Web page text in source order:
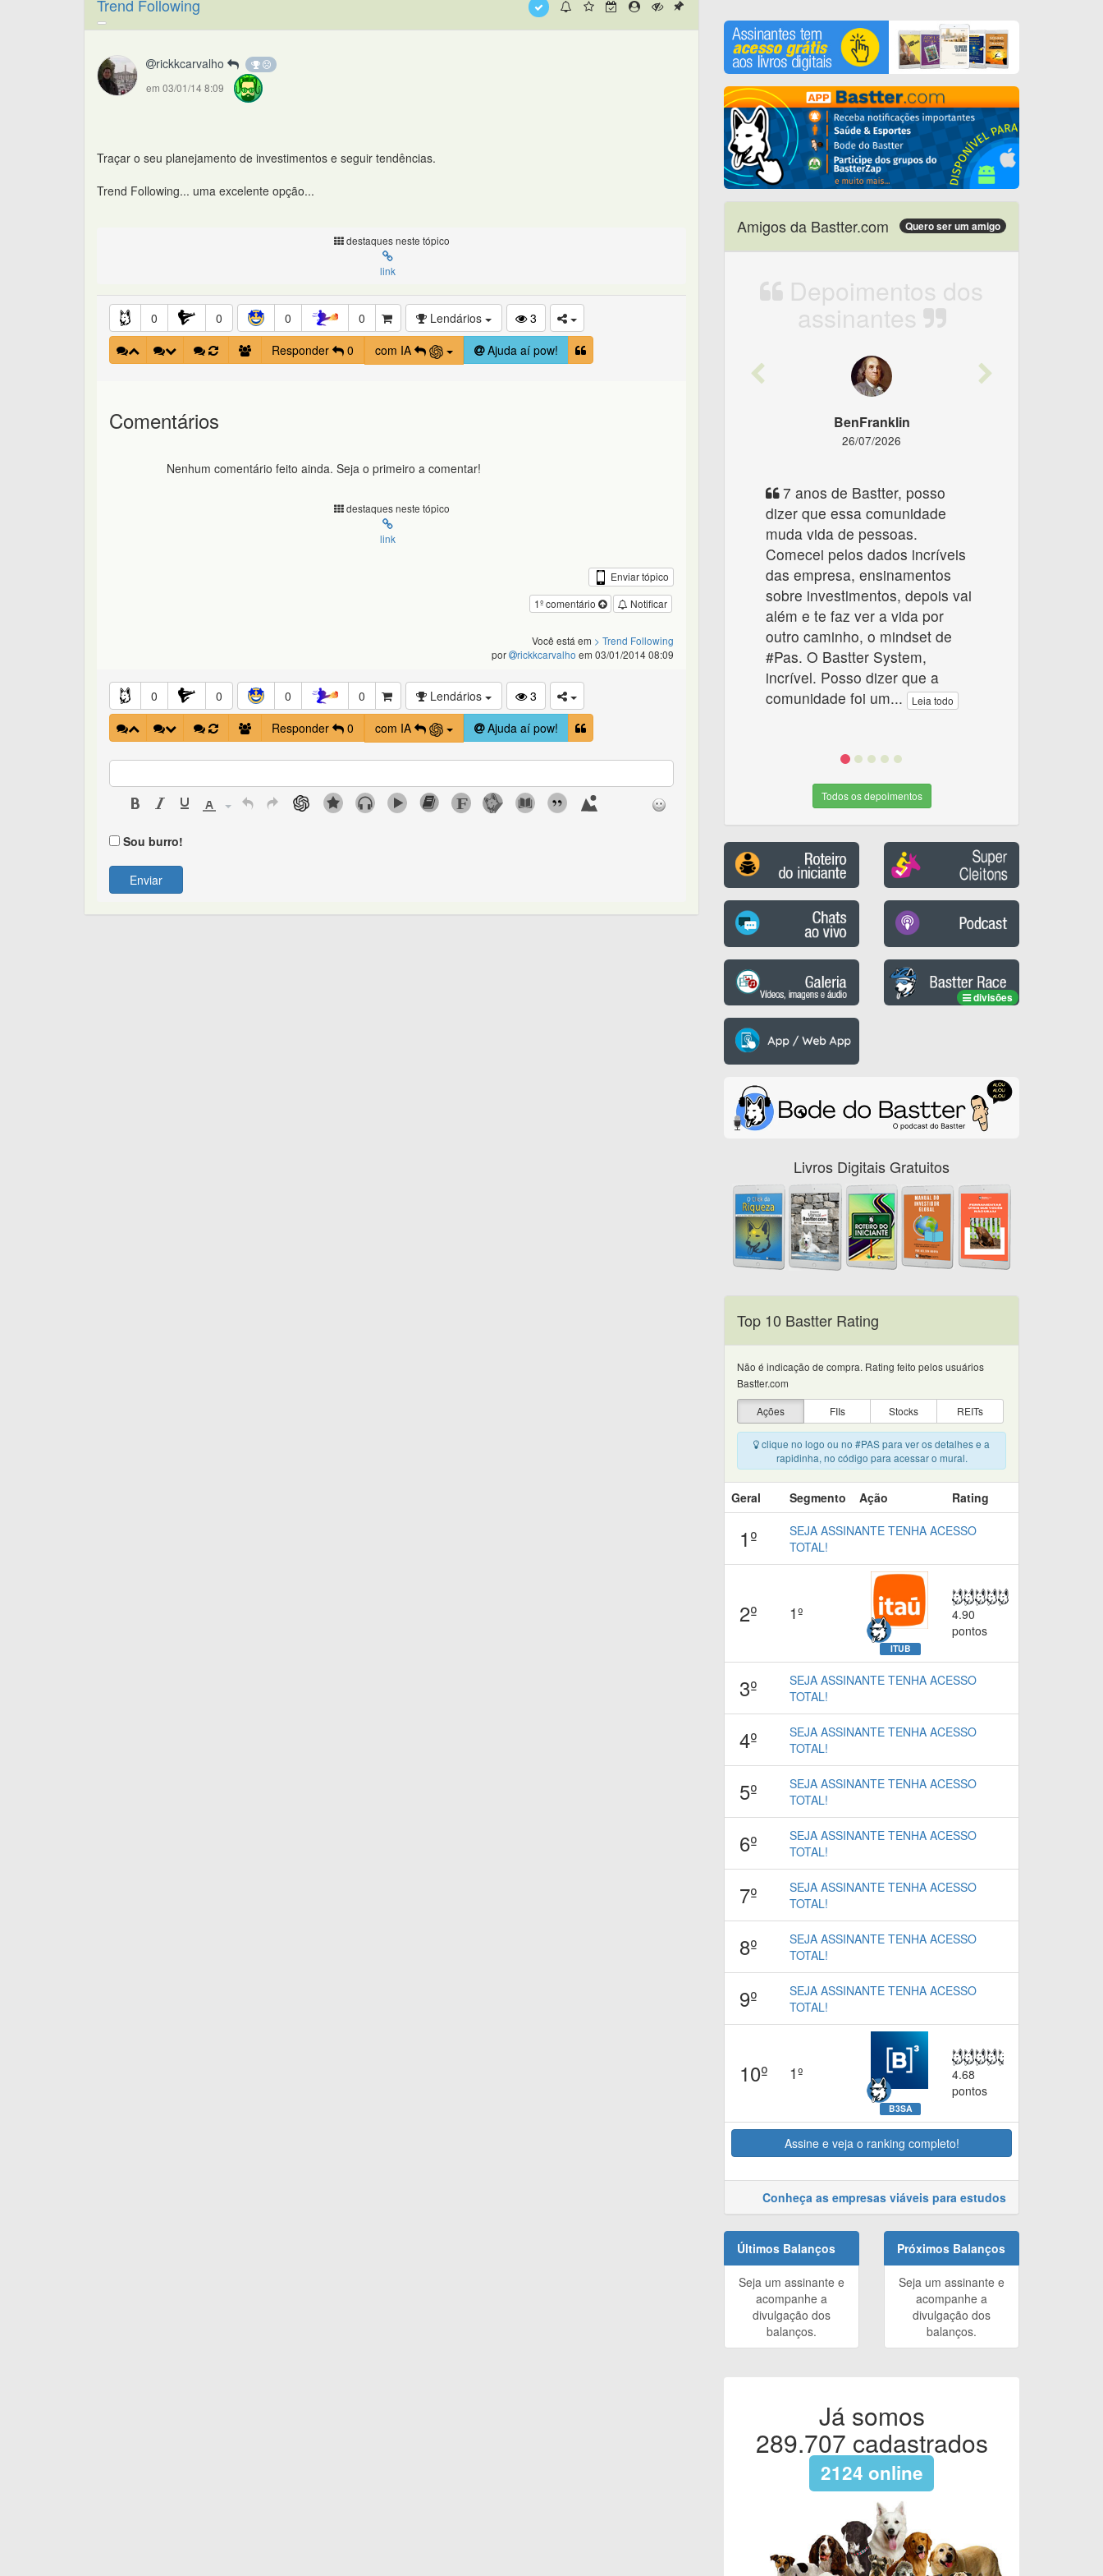
Trend Following
rickkcarvalho
em 03/01/14 8:09
Traçar o seu planejamento de investimentos e seguir tendências.
Trend Following... uma excelente opção...
destaques neste tópico
link
0 0 0 0 Lendários
3
Responder
0 com IA Ajuda aí pow!
Comentários
Nenhum comentário feito ainda. Seja o primeiro a comentar!
destaques neste tópico
link
Enviar tópico
Notificar
1º comentário
Você está em > Trend Following
por
rickkcarvalho em 03/01/2014 08:09
0 0 0 0 Lendários
3
Responder
0 com IA Ajuda aí pow!
Sou burro!
Enviar
Amigos da Bastter.com Quero ser um amigo
Depoimentos dos
assinantes
Previous
BenFranklin
26/07/2026
7 anos de Bastter, posso
dizer que essa comunidade
muda vida de pessoas.
Comecei pelos dados incríveis
das empresa, ensinamentos
sobre investimentos, depois vai
além e te faz ver a vida por
outro caminho, o mindset de
#Pas. O Bastter System,
incrível. Posso dizer que a
comunidade foi um... Leia todo
Todos os depoimentos
divisões
Livros Digitais Gratuitos
Top 10 Bastter Rating
Não é indicação de compra. Rating feito pelos usuários
Bastter.com
Ações
FIIs Stocks REITs
clique no logo ou no #PAS para ver os detalhes e a
rapidinha, no código para acessar o mural.
Geral Segmento Ação Rating
1º
SEJA ASSINANTE TENHA ACESSO
TOTAL!
2º 1º
ITUB
4.90
pontos
3º
SEJA ASSINANTE TENHA ACESSO
TOTAL!
4º
SEJA ASSINANTE TENHA ACESSO
TOTAL!
5º
SEJA ASSINANTE TENHA ACESSO
TOTAL!
6º
SEJA ASSINANTE TENHA ACESSO
TOTAL!
7º
SEJA ASSINANTE TENHA ACESSO
TOTAL!
8º
SEJA ASSINANTE TENHA ACESSO
TOTAL!
9º
SEJA ASSINANTE TENHA ACESSO
TOTAL!
10º 1º
B3SA
4.68
pontos
Assine e veja o ranking completo!
Conheça as empresas viáveis para estudos
Últimos Balanços
Seja um assinante e
acompanhe a
divulgação dos
balanços.
Próximos Balanços
Seja um assinante e
acompanhe a
divulgação dos
balanços.
Já somos
289.707 cadastrados
2124 online